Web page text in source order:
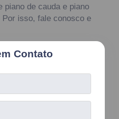
piano de cauda e piano
isso, fale conosco e
Contato